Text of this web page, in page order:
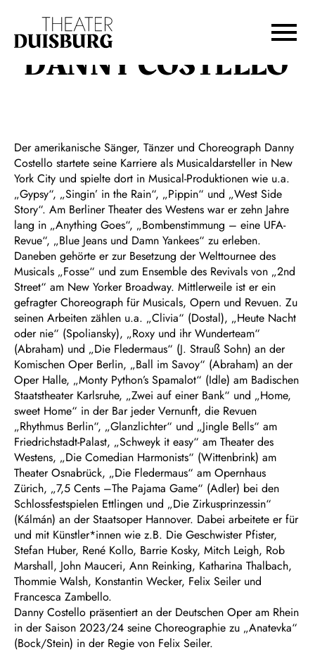
Zur Hauptnavigation springen
Zum Footer springen
DANNY COSTELLO
Der amerikanische Sänger, Tänzer und Choreograph Danny
Costello startete seine Karriere als Musicaldarsteller in New
York City und spielte dort in Musical-Produktionen wie u.a.
„Gypsy“, „Singin’ in the Rain“, „Pippin“ und „West Side
Story“. Am Berliner Theater des Westens war er zehn Jahre
lang in „Anything Goes“, „Bombenstimmung – eine UFA-
Revue“, „Blue Jeans und Damn Yankees“ zu erleben.
Daneben gehörte er zur Besetzung der Welttournee des
Musicals „Fosse“ und zum Ensemble des Revivals von „2nd
Street“ am New Yorker Broadway. Mittlerweile ist er ein
gefragter Choreograph für Musicals, Opern und Revuen. Zu
seinen Arbeiten zählen u.a. „Clivia“ (Dostal), „Heute Nacht
oder nie“ (Spoliansky), „Roxy und ihr Wunderteam“
(Abraham) und „Die Fledermaus“ (J. Strauß Sohn) an der
Komischen Oper Berlin, „Ball im Savoy“ (Abraham) an der
Oper Halle, „Monty Python’s Spamalot“ (Idle) am Badischen
Staatstheater Karlsruhe, „Zwei auf einer Bank“ und „Home,
sweet Home“ in der Bar jeder Vernunft, die Revuen
„Rhythmus Berlin“, „Glanzlichter“ und „Jingle Bells“ am
Friedrichstadt-Palast, „Schweyk it easy“ am Theater des
Westens, „Die Comedian Harmonists“ (Wittenbrink) am
Theater Osnabrück, „Die Fledermaus“ am Opernhaus
Zürich, „7,5 Cents –The Pajama Game“ (Adler) bei den
Schlossfestspielen Ettlingen und „Die Zirkusprinzessin“
(Kálmán) an der Staatsoper Hannover. Dabei arbeitete er für
und mit Künstler*innen wie z.B. Die Geschwister Pfister,
Stefan Huber, René Kollo, Barrie Kosky, Mitch Leigh, Rob
Marshall, John Mauceri, Ann Reinking, Katharina Thalbach,
Thommie Walsh, Konstantin Wecker, Felix Seiler und
Francesca Zambello.
Danny Costello präsentiert an der Deutschen Oper am Rhein
in der Saison 2023/24 seine Choreographie zu „Anatevka“
(Bock/Stein) in der Regie von Felix Seiler.